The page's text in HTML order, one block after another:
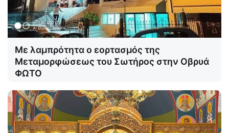
Με λαμπρότητα ο εορτασμός της
Μεταμορφώσεως του Σωτήρος στην Οβρυά
ΦΩΤΟ